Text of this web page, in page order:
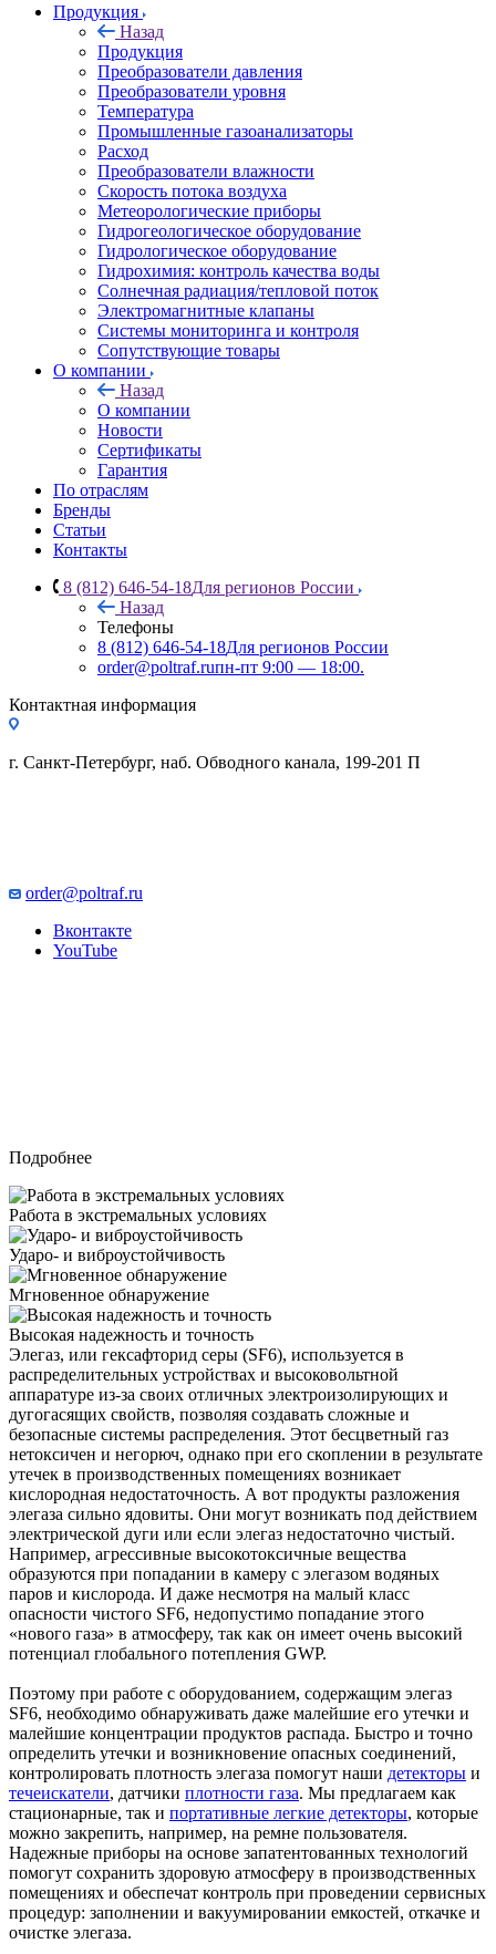
Продукция
Назад
Продукция
Преобразователи давления
Преобразователи уровня
Температура
Промышленные газоанализаторы
Расход
Преобразователи влажности
Скорость потока воздуха
Метеорологические приборы
Гидрогеологическое оборудование
Гидрологическое оборудование
Гидрохимия: контроль качества воды
Солнечная радиация/тепловой поток
Электромагнитные клапаны
Системы мониторинга и контроля
Сопутствующие товары
О компании
Назад
О компании
Новости
Сертификаты
Гарантия
По отраслям
Бренды
Статьи
Контакты
8 (812) 646-54-18Для регионов России
Назад
Телефоны
8 (812) 646-54-18Для регионов России
order@poltraf.ruпн-пт 9:00 — 18:00.
Контактная информация
г. Санкт-Петербург, наб. Обводного канала, 199-201 П
order@poltraf.ru
Вконтакте
YouTube
Подробнее
Работа в экстремальных условиях
Ударо- и виброустойчивость
Мгновенное обнаружение
Высокая надежность и точность
Элегаз, или гексафторид серы (SF6), используется в
распределительных устройствах и высоковольтной
аппаратуре из-за своих отличных электроизолирующих и
дугогасящих свойств, позволяя создавать сложные и
безопасные системы распределения. Этот бесцветный газ
нетоксичен и негорюч, однако при его скоплении в результате
утечек в производственных помещениях возникает
кислородная недостаточность. А вот продукты разложения
элегаза сильно ядовиты. Они могут возникать под действием
электрической дуги или если элегаз недостаточно чистый.
Например, агрессивные высокотоксичные вещества
образуются при попадании в камеру с элегазом водяных
паров и кислорода. И даже несмотря на малый класс
опасности чистого SF6, недопустимо попадание этого
«нового газа» в атмосферу, так как он имеет очень высокий
потенциал глобального потепления GWP.
Поэтому при работе с оборудованием, содержащим элегаз
SF6, необходимо обнаруживать даже малейшие его утечки и
малейшие концентрации продуктов распада. Быстро и точно
определить утечки и возникновение опасных соединений,
контролировать плотность элегаза помогут наши детекторы и
течеискатели, датчики плотности газа. Мы предлагаем как
стационарные, так и портативные легкие детекторы, которые
можно закрепить, например, на ремне пользователя.
Надежные приборы на основе запатентованных технологий
помогут сохранить здоровую атмосферу в производственных
помещениях и обеспечат контроль при проведении сервисных
процедур: заполнении и вакуумировании емкостей, откачке и
очистке элегаза.